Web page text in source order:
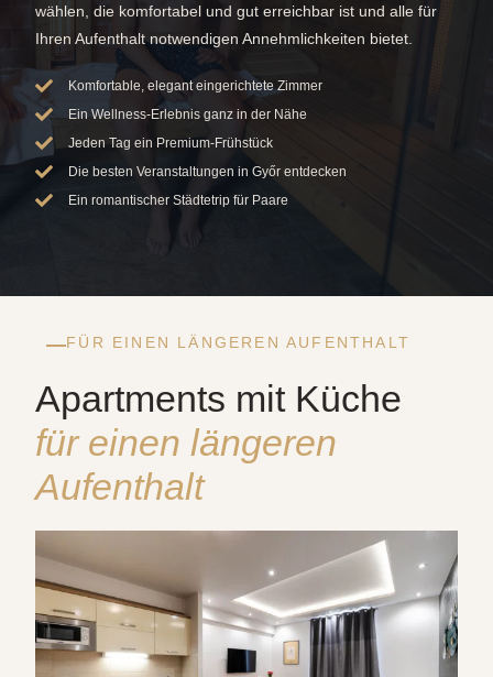
wählen, die komfortabel und gut erreichbar ist und alle für
Ihren Aufenthalt notwendigen Annehmlichkeiten bietet.
Komfortable, elegant eingerichtete Zimmer
Ein Wellness-Erlebnis ganz in der Nähe
Jeden Tag ein Premium-Frühstück
Die besten Veranstaltungen in Győr entdecken
Ein romantischer Städtetrip für Paare
FÜR EINEN LÄNGEREN AUFENTHALT
Apartments mit Küche
für einen längeren
Aufenthalt